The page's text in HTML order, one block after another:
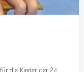
die Kinder der 2.c